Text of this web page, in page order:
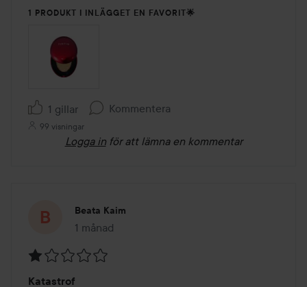
1 PRODUKT I INLÄGGET EN FAVORIT🌟
1 gillar Kommentera
99 visningar
Logga in för att lämna en kommentar
Beata Kaim
1 månad
Inlägget skapades 1 månad
Katastrof